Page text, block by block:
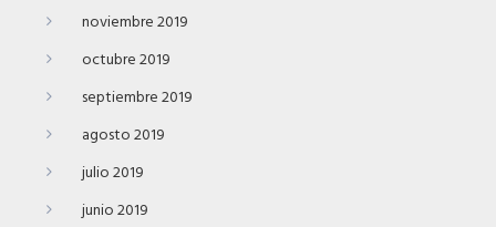
noviembre 2019
octubre 2019
septiembre 2019
agosto 2019
julio 2019
junio 2019